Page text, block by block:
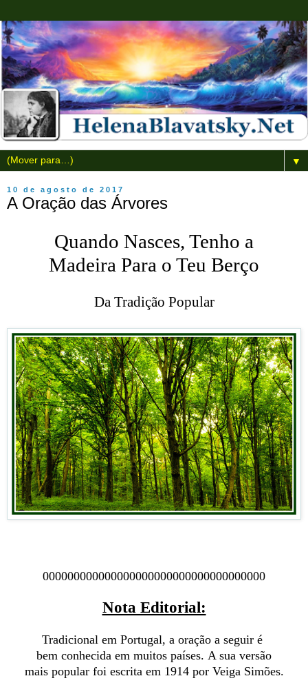
▼
10 de agosto de 2017
A Oração das Árvores
Quando Nasces, Tenho a
Madeira Para o Teu Berço
Da Tradição Popular
000000000000000000000000000000000000
Nota Editorial:
Tradicional em Portugal, a oração a seguir é
bem conhecida em muitos países. A sua versão
mais popular foi escrita em 1914 por Veiga Simões.